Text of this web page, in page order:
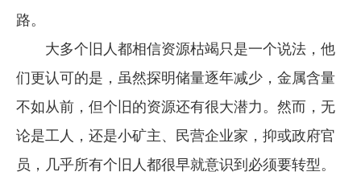
路。
大多个旧人都相信资源枯竭只是一个说法，他
们更认可的是，虽然探明储量逐年减少，金属含量
不如从前，但个旧的资源还有很大潜力。然而，无
论是工人，还是小矿主、民营企业家，抑或政府官
员，几乎所有个旧人都很早就意识到必须要转型。